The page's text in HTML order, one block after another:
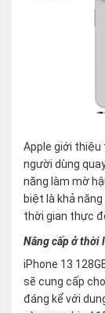
Apple giới thiệu
người dùng
năng làm mờ
biệt là khả
thời gian thực
Nâng cấp ở thời
iPhone 13
sẽ cung cấp
đáng kể với